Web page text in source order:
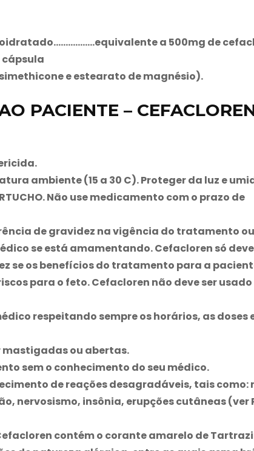
a 500mg de
cápsula
e estearato de magnésio).
PACIENTE –
ambiente (15 a 30 C). Proteger da luz e
Não use medicamento com o prazo de
de gravidez na vigência do tratamento
se está amamentando.Cefacloren só
se os benefícios do tratamento para a
para o feto.Cefacloren não deve ser
respeitando sempre os horários, as doses
mastigadas ou abertas.
sem o conhecimento do seu médico.
de reações desagradáveis, tais como:
nervosismo, insônia, erupções cutâneas (ver
contém o corante amarelo de